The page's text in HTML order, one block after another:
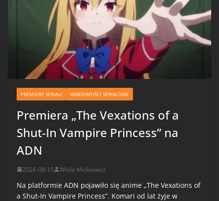
PREMIERY SERIALI WIADOMOŚCI SERIALOWE
Premiera „The Vexations of a
Shut-In Vampire Princess” na
ADN
2026-08-10 Wiola Mickiewicz
Na platformie ADN pojawiło się anime „The Vexations of
a Shut-In Vampire Princess”. Komari od lat żyje w